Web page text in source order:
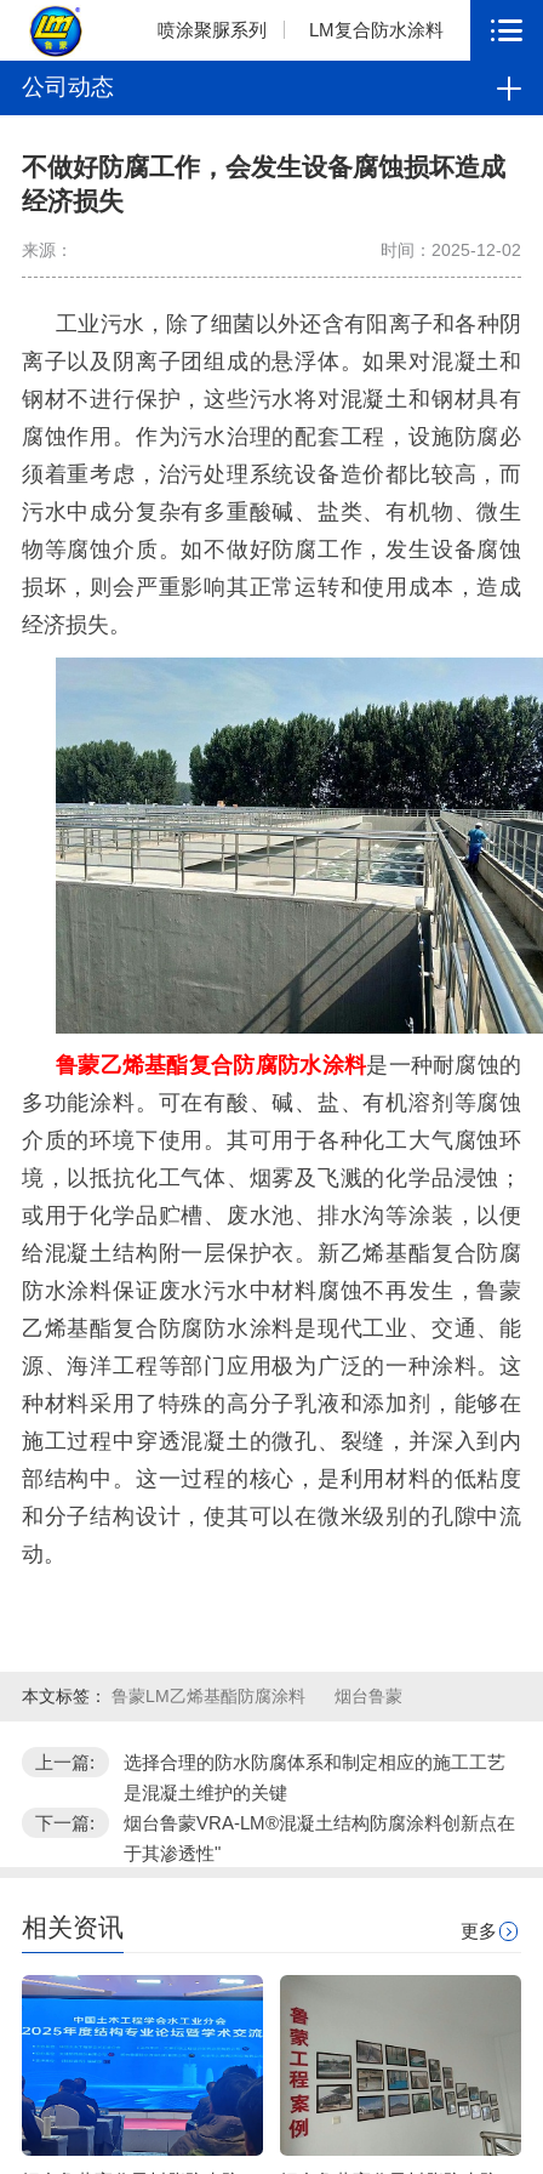
喷涂聚脲系列 LM复合防水涂料
公司动态
不做好防腐工作，会发生设备腐蚀损坏造成
经济损失
来源： 时间：2025-12-02
工业污水，除了细菌以外还含有阳离子和各种阴
离子以及阴离子团组成的悬浮体。如果对混凝土和
钢材不进行保护，这些污水将对混凝土和钢材具有
腐蚀作用。作为污水治理的配套工程，设施防腐必
须着重考虑，治污处理系统设备造价都比较高，而
污水中成分复杂有多重酸碱、盐类、有机物、微生
物等腐蚀介质。如不做好防腐工作，发生设备腐蚀
损坏，则会严重影响其正常运转和使用成本，造成
经济损失。
鲁蒙乙烯基酯复合防腐防水涂料是一种耐腐蚀的
多功能涂料。可在有酸、碱、盐、有机溶剂等腐蚀
介质的环境下使用。其可用于各种化工大气腐蚀环
境，以抵抗化工气体、烟雾及飞溅的化学品浸蚀；
或用于化学品贮槽、废水池、排水沟等涂装，以便
给混凝土结构附一层保护衣。新乙烯基酯复合防腐
防水涂料保证废水污水中材料腐蚀不再发生，鲁蒙
乙烯基酯复合防腐防水涂料是现代工业、交通、能
源、海洋工程等部门应用极为广泛的一种涂料。这
种材料采用了特殊的高分子乳液和添加剂，能够在
施工过程中穿透混凝土的微孔、裂缝，并深入到内
部结构中。这一过程的核心，是利用材料的低粘度
和分子结构设计，使其可以在微米级别的孔隙中流
动。
本文标签： 鲁蒙LM乙烯基酯防腐涂料 烟台鲁蒙
上一篇:
选择合理的防水防腐体系和制定相应的施工工艺
是混凝土维护的关键
下一篇:
烟台鲁蒙VRA-LM®混凝土结构防腐涂料创新点在
于其渗透性"
相关资讯 更多